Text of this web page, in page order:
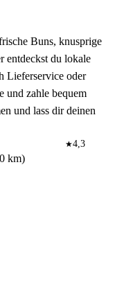
Buns, knusprige
entdeckst du lokale
Lieferservice oder
und zahle bequem
und lass dir deinen
★4,3
km)